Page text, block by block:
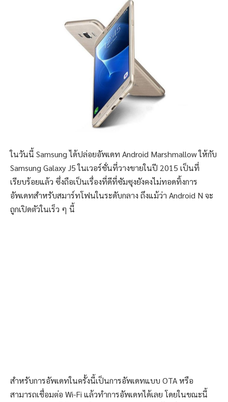
ในวันนี้ Samsung ได้ปล่อยอัพเดท Android Marshmallow ให้กับ
Samsung Galaxy J5 ในเวอร์ชั่นที่วางขายในปี 2015 เป็นที่
เรียบร้อยแล้ว ซึ่งถือเป็นเรื่องที่ดีที่ซัมซุงยังคงไม่ทอดทิ้งการ
อัพเดทสำหรับสมาร์ทโฟนในระดับกลาง ถึงแม้ว่า Android N จะ
ถูกเปิดตัวในเร็ว ๆ นี้
สำหรับการอัพเดทในครั้งนี้เป็นการอัพเดทแบบ OTA หรือ
สามารถเชื่อมต่อ Wi-Fi แล้วทำการอัพเดทได้เลย โดยในขณะนี้